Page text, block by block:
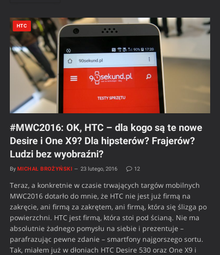
HTC
#MWC2016: OK, HTC – dla kogo są te nowe
Desire i One X9? Dla hipsterów? Frajerów?
Ludzi bez wyobraźni?
By MICHAŁ BROŻYŃSKI 23 lutego, 2016 12
Teraz, a konkretnie w czasie trwających targów mobilnych
MWC2016 dotarło do mnie, że HTC nie jest już firmą na
zakręcie, ani firmą za zakrętem, ani firmą, która się ślizga po
powierzchni. HTC jest firmą, która stoi pod ścianą. Nie ma
absolutnie żadnego pomysłu na siebie i prezentuje –
parafrazując pewne zdanie – smartfony najgorszego sortu.
Tak, miałem już w dłoniach HTC Desire 530 oraz One X9 i